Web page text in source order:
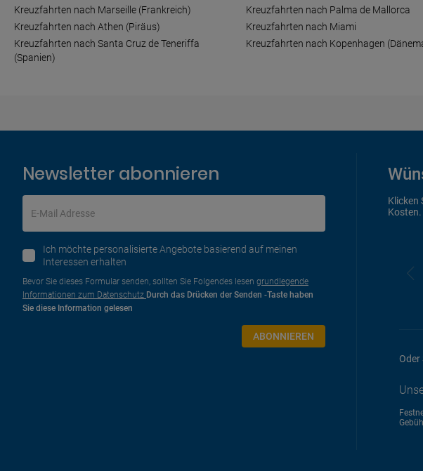
Kreuzfahrten nach Marseille (Frankreich)
Kreuzfahrten nach Athen (Piräus)
Kreuzfahrten nach Santa Cruz de Teneriffa
(Spanien)
Kreuzfahrten nach Palma de Mallorca
Kreuzfahrten nach Miami
Kreuzfahrten nach Kopenhagen
Newsletter abonnieren
E-Mail Adresse
Ich möchte personalisierte Angebote basierend auf meinen
Interessen erhalten
Bevor Sie dieses Formular senden, sollten Sie Folgendes lesen grundlegende
Informationen zum Datenschutz Durch das Drücken der Senden -Taste haben
Sie diese Information gelesen
ABONNIEREN
Klicken
Kosten.